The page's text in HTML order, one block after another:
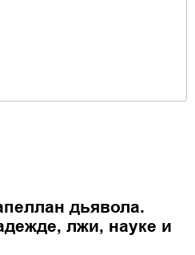
дьявола.
лжи, науке и